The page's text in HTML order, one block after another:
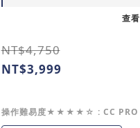
查
NT$4,750
NT$3,999
操作難易度★★★★☆ : CC